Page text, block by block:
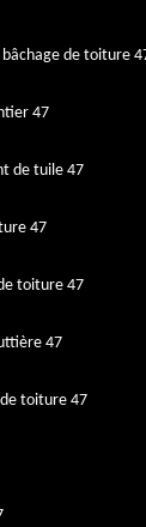
bâchage de toiture
47
de tuile 47
47
toiture 47
47
toiture 47